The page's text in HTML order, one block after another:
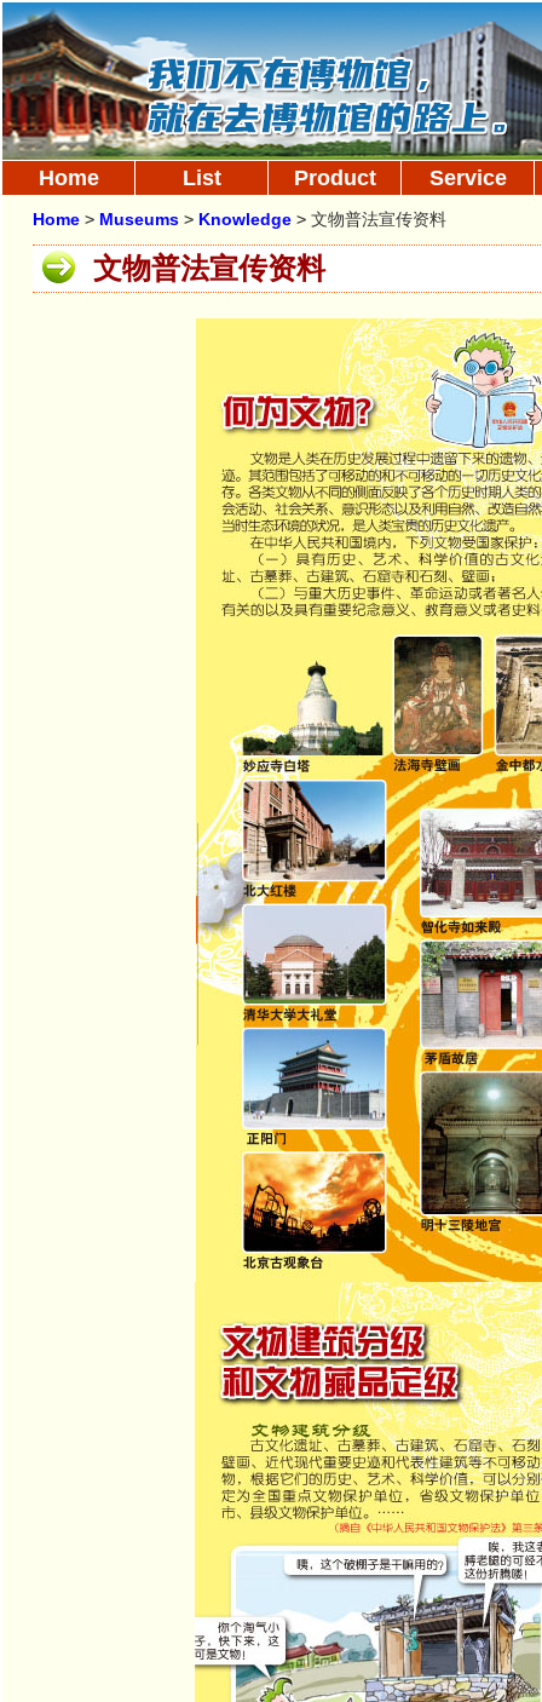
Home List Product Service
Home > Museums > Knowledge > 文物普法宣传资料
文物普法宣传资料